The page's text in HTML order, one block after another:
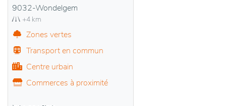
9032-Wondelgem
+4 km
Zones vertes
Transport en commun
Centre urbain
Commerces à proximité